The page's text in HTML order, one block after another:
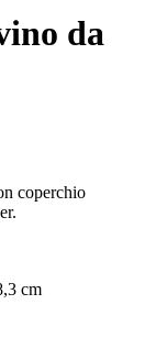
da
coperchio
.
cm